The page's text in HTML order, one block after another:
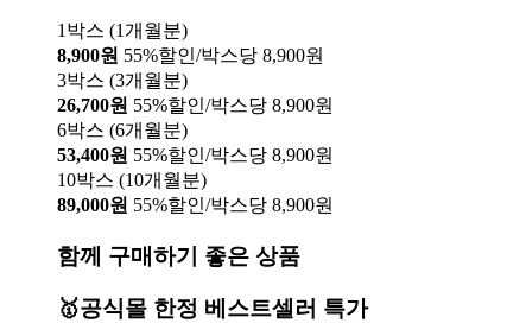
1박스 (1개월분)
8,900원 55%할인/박스당 8,900원
3박스 (3개월분)
26,700원 55%할인/박스당 8,900원
6박스 (6개월분)
53,400원 55%할인/박스당 8,900원
10박스 (10개월분)
89,000원 55%할인/박스당 8,900원
함께 구매하기 좋은 상품
🥇공식몰 한정 베스트셀러 특가